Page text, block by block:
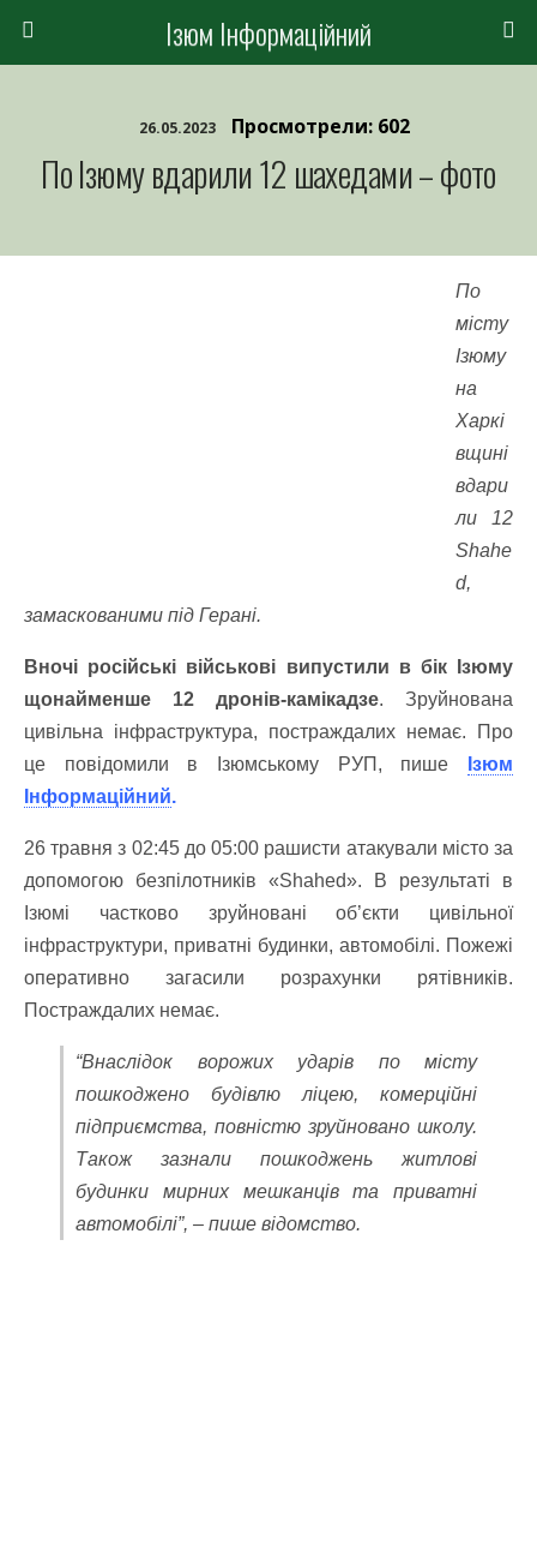
Ізюм Інформаційний
26.05.2023 Просмотрели: 602
По Ізюму вдарили 12 шахедами – фото
По
місту
Ізюму
на
Харкі
вщині
вдари
ли 12
Shahe
d,
замаскованими під Герані.
Вночі російські військові випустили в бік Ізюму
щонайменше 12 дронів-камікадзе. Зруйнована
цивільна інфраструктура, постраждалих немає. Про
це повідомили в Ізюмському РУП, пише
Ізюм
Інформаційний.
26 травня з 02:45 до 05:00 рашисти атакували місто за
допомогою безпілотників «Shahed». В результаті в
Ізюмі частково зруйновані об’єкти цивільної
інфраструктури, приватні будинки, автомобілі. Пожежі
оперативно загасили розрахунки рятівників.
Постраждалих немає.
“Внаслідок ворожих ударів по місту
пошкоджено будівлю ліцею, комерційні
підприємства, повністю зруйновано школу.
Також зазнали пошкоджень житлові
будинки мирних мешканців та приватні
автомобілі”, – пише відомство.